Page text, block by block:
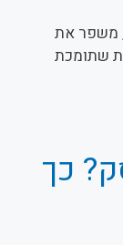
משפר את
שתומכת
כך